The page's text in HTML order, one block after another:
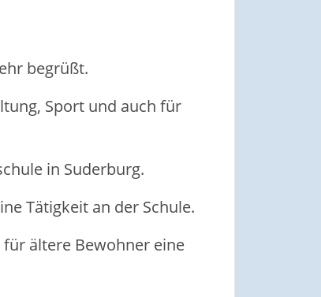
begrüßt.
Sport und auch für
in Suderburg.
Tätigkeit an der Schule.
für ältere Bewohner eine